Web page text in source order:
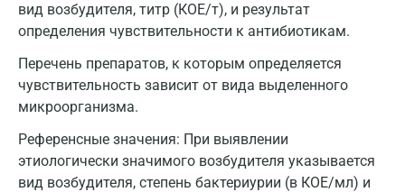
вид возбудителя, титр (КОЕ/т), и результат
определения чувствительности к антибиотикам.
Перечень препаратов, к которым определяется
чувствительность зависит от вида выделенного
микроорганизма.
Референсные значения: При выявлении
этиологически значимого возбудителя указывается
вид возбудителя, степень бактериурии (в КОЕ/мл) и
Геленджик
Дзержинск
Дмитров